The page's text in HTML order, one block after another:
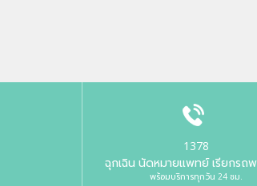
1378
ฉุกเฉิน นัดหมายแพทย์ เรียกรถ
พร้อมบริการทุกวัน 24 ชม.